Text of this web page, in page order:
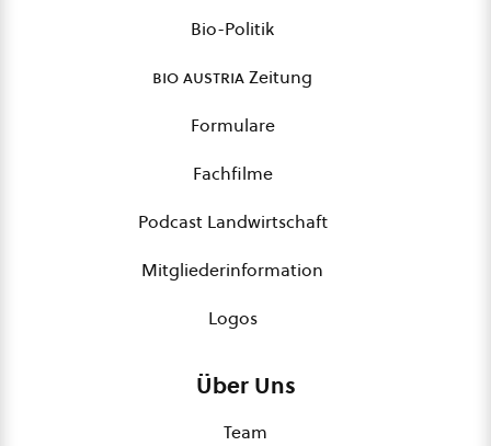
Bio-Politik
bio austriaZeitung
Formulare
Fachfilme
Podcast Landwirtschaft
Mitgliederinformation
Logos
Über Uns
Team